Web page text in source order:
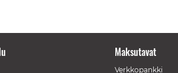
Maksutavat
Verkkopankki